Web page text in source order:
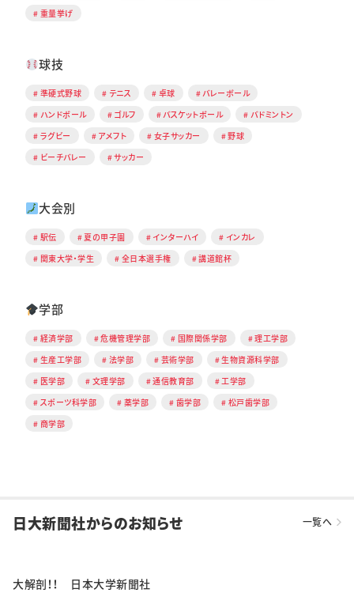
重量挙げ
球技
準硬式野球 テニス 卓球
バレーボール
ハンドボール
ゴルフ バスケットボール
バドミントン
ラグビー
アメフト 女子サッカー
野球
ビーチバレー
サッカー
大会別
駅伝 夏の甲子園 インターハイ
インカレ
関東大学・学生
全日本選手権 講道館杯
学部
経済学部 危機管理学部 国際関係学部
理工学部
生産工学部
法学部 芸術学部
生物資源科学部
医学部
文理学部 通信教育部
工学部
スポーツ科学部
薬学部 歯学部
松戸歯学部
商学部
日大新聞社からのお知らせ 一覧へ
大解剖！！ 日本大学新聞社